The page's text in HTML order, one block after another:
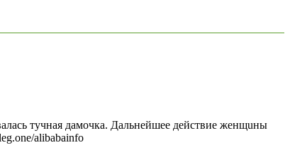
тучная дамочка. Дальнейшее действие женщuны
alibabainfo